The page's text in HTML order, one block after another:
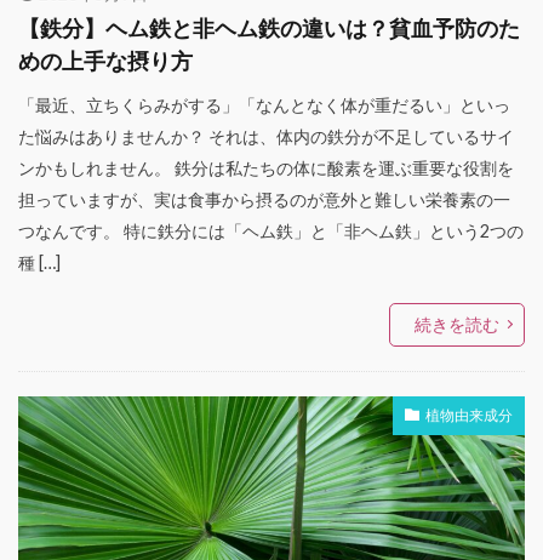
【鉄分】ヘム鉄と非ヘム鉄の違いは？貧血予防のた
めの上手な摂り方
「最近、立ちくらみがする」「なんとなく体が重だるい」といっ
た悩みはありませんか？ それは、体内の鉄分が不足しているサイ
ンかもしれません。 鉄分は私たちの体に酸素を運ぶ重要な役割を
担っていますが、実は食事から摂るのが意外と難しい栄養素の一
つなんです。 特に鉄分には「ヘム鉄」と「非ヘム鉄」という2つの
種 […]
続きを読む
植物由来成分